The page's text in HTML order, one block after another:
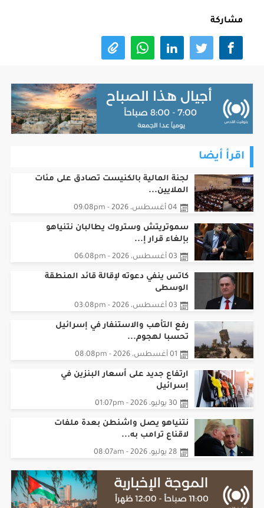
مشاركة
اقرأ أيضا
لجنة المالية بالكنيست تصادق على مئات
الملايين...
04 أغسطس، 2026 - 09:08pm
سموتريتش وستروك يطالبان نتنياهو
بإلغاء قرار إ...
03 أغسطس، 2026 - 06:08pm
كاتس ينفي دعوته لإقالة قائد المنطقة
الوسطى
03 أغسطس، 2026 - 03:08pm
رفع التأهب والاستنفار في إسرائيل
تحسبا لهجوم...
01 أغسطس، 2026 - 08:08pm
ارتفاع جديد على أسعار البنزين في
إسرائيل
30 يوليو، 2026 - 01:07pm
نتنياهو يصل واشنطن بعدة ملفات
لاقناع ترامب به...
28 يوليو، 2026 - 08:07am